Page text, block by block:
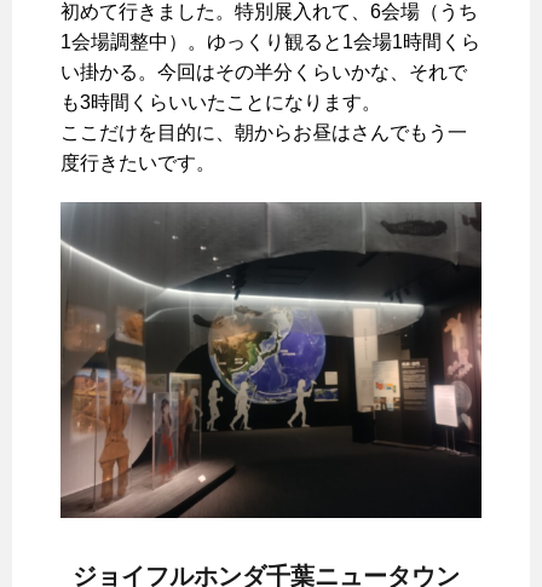
初めて行きました。特別展入れて、6会場（うち
1会場調整中）。ゆっくり観ると1会場1時間くら
い掛かる。今回はその半分くらいかな、それで
も3時間くらいいたことになります。
ここだけを目的に、朝からお昼はさんでもう一
度行きたいです。
ジョイフルホンダ千葉ニュータウン